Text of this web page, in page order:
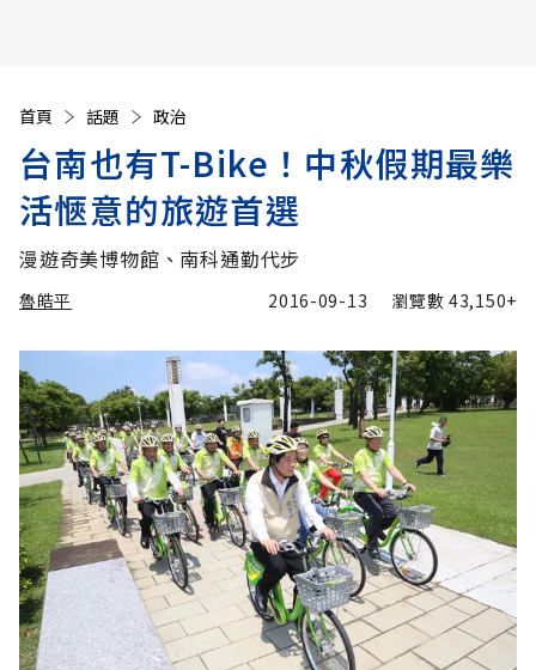
首頁 話題 政治
台南也有T-Bike！中秋假期最樂
活愜意的旅遊首選
漫遊奇美博物館、南科通勤代步
魯皓平 2016-09-13 瀏覽數43,150+